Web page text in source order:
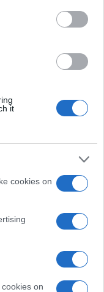
it
cookies on
on
ces
4
5